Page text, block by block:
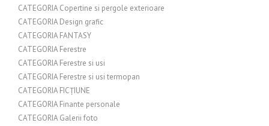
CATEGORIA Copertine si pergole exterioare
CATEGORIA Design grafic
CATEGORIA FANTASY
CATEGORIA Ferestre
CATEGORIA Ferestre si usi
CATEGORIA Ferestre si usi termopan
CATEGORIA FICȚIUNE
CATEGORIA Finante personale
CATEGORIA Galerii foto